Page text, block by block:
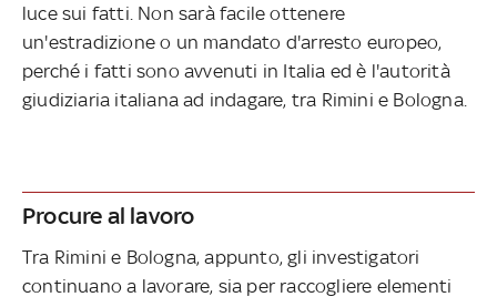
luce sui fatti. Non sarà facile ottenere
un'estradizione o un mandato d'arresto europeo,
perché i fatti sono avvenuti in Italia ed è l'autorità
giudiziaria italiana ad indagare, tra Rimini e Bologna.
Procure al lavoro
Tra Rimini e Bologna, appunto, gli investigatori
continuano a lavorare, sia per raccogliere elementi